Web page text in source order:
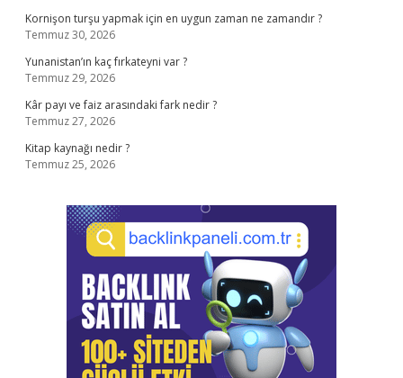
Kornişon turşu yapmak için en uygun zaman ne zamandır ?
Temmuz 30, 2026
Yunanistan’ın kaç fırkateyni var ?
Temmuz 29, 2026
Kâr payı ve faiz arasındaki fark nedir ?
Temmuz 27, 2026
Kitap kaynağı nedir ?
Temmuz 25, 2026